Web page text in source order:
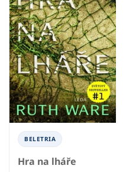
BELETRIA
Hra na lháře